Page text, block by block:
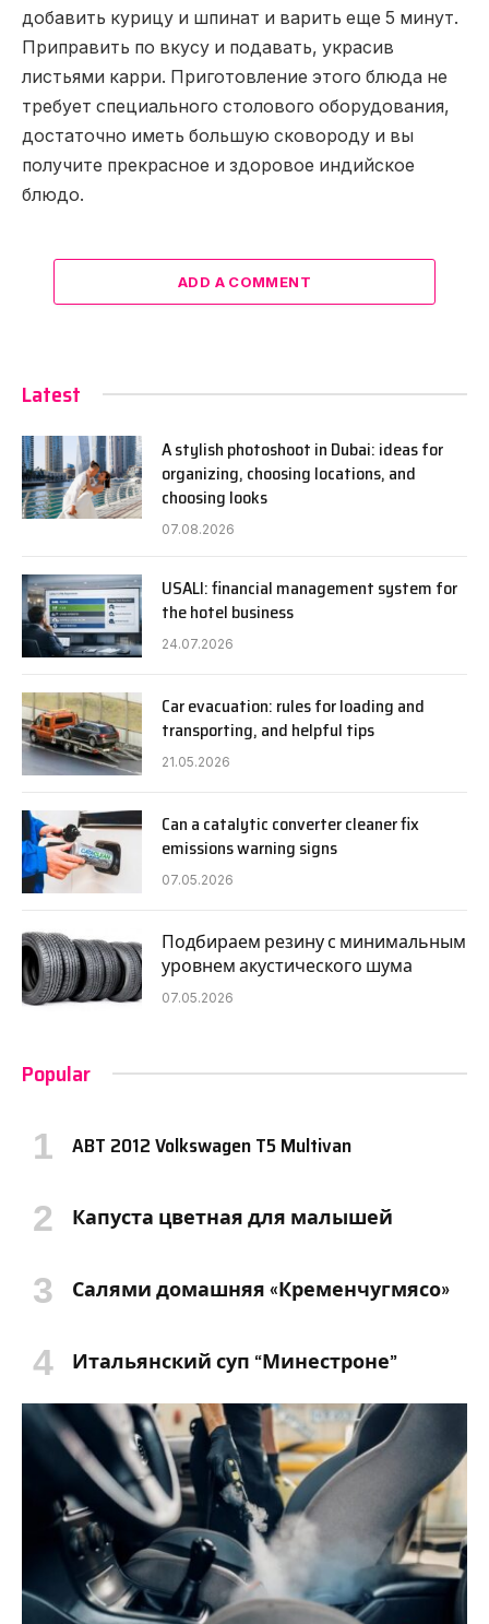
добавить курицу и шпинат и варить еще 5 минут.
Приправить по вкусу и подавать, украсив
листьями карри. Приготовление этого блюда не
требует специального столового оборудования,
достаточно иметь большую сковороду и вы
получите прекрасное и здоровое индийское
блюдо.
ADD A COMMENT
Latest
A stylish photoshoot in Dubai: ideas for
organizing, choosing locations, and
choosing looks
07.08.2026
USALI: financial management system for
the hotel business
24.07.2026
Car evacuation: rules for loading and
transporting, and helpful tips
21.05.2026
Can a catalytic converter cleaner fix
emissions warning signs
07.05.2026
Подбираем резину с минимальным
уровнем акустического шума
07.05.2026
Popular
ABT 2012 Volkswagen T5 Multivan
Капуста цветная для малышей
Салями домашняя «Кременчугмясо»
Итальянский суп “Минестроне”